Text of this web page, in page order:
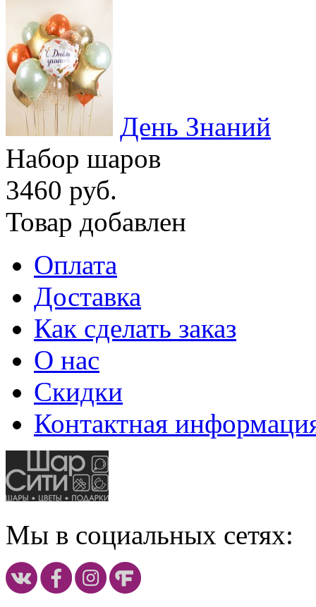
День Знаний
Набор шаров
3460 руб.
Товар добавлен
Оплата
Доставка
Как сделать заказ
О нас
Скидки
Контактная
Мы в социальных сетях: